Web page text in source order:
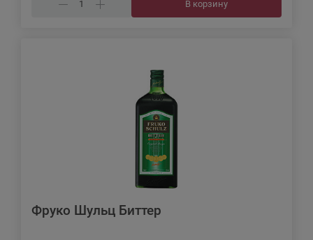
В корзину
Фруко Шульц Биттер